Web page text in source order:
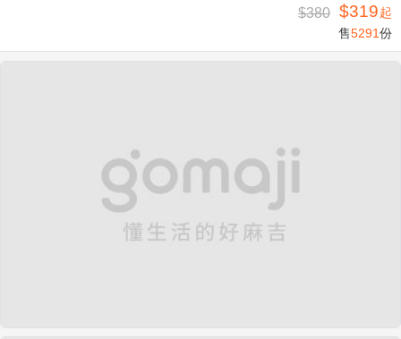
$380 $319起
售5291份